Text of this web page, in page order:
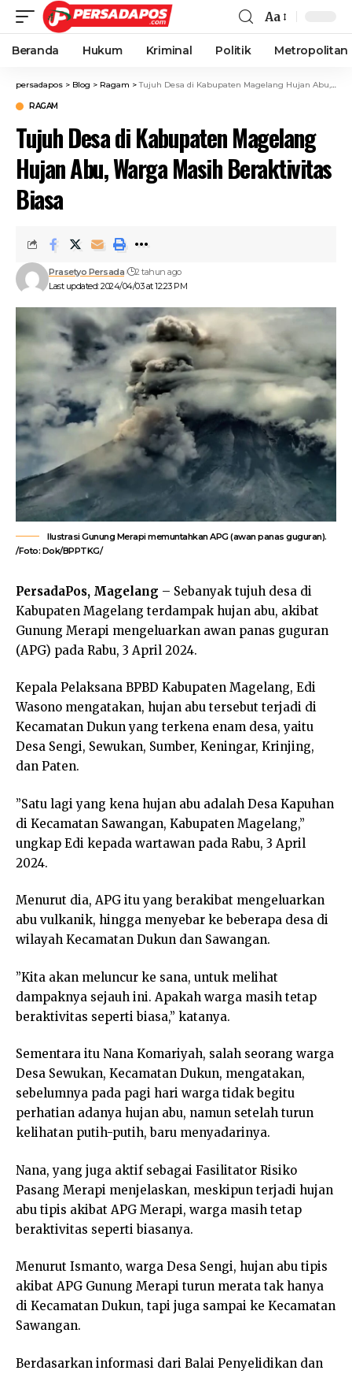
Aa
Beranda Hukum Kriminal Politik Metropolitan
persadapos > Blog > Ragam >Tujuh Desa di Kabupaten Magelang Hujan Abu, Warga Masih Beraktivitas Biasa
RAGAM
Tujuh Desa di Kabupaten Magelang
Hujan Abu, Warga Masih Beraktivitas
Biasa
Last updated: 2024/04/03 at 12:23 PM
Prasetyo Persada 2 tahun ago
Ilustrasi Gunung Merapi memuntahkan APG (awan panas guguran).
/Foto: Dok/BPPTKG/
PersadaPos, Magelang – Sebanyak tujuh desa di
Kabupaten Magelang terdampak hujan abu, akibat
Gunung Merapi mengeluarkan awan panas guguran
(APG) pada Rabu, 3 April 2024.
Kepala Pelaksana BPBD Kabupaten Magelang, Edi
Wasono mengatakan, hujan abu tersebut terjadi di
Kecamatan Dukun yang terkena enam desa, yaitu
Desa Sengi, Sewukan, Sumber, Keningar, Krinjing,
dan Paten.
”Satu lagi yang kena hujan abu adalah Desa Kapuhan
di Kecamatan Sawangan, Kabupaten Magelang,”
ungkap Edi kepada wartawan pada Rabu, 3 April
2024.
Menurut dia, APG itu yang berakibat mengeluarkan
abu vulkanik, hingga menyebar ke beberapa desa di
wilayah Kecamatan Dukun dan Sawangan.
”Kita akan meluncur ke sana, untuk melihat
dampaknya sejauh ini. Apakah warga masih tetap
beraktivitas seperti biasa,” katanya.
Sementara itu Nana Komariyah, salah seorang warga
Desa Sewukan, Kecamatan Dukun, mengatakan,
sebelumnya pada pagi hari warga tidak begitu
perhatian adanya hujan abu, namun setelah turun
kelihatan putih-putih, baru menyadarinya.
Nana, yang juga aktif sebagai Fasilitator Risiko
Pasang Merapi menjelaskan, meskipun terjadi hujan
abu tipis akibat APG Merapi, warga masih tetap
beraktivitas seperti biasanya.
Menurut Ismanto, warga Desa Sengi, hujan abu tipis
akibat APG Gunung Merapi turun merata tak hanya
di Kecamatan Dukun, tapi juga sampai ke Kecamatan
Sawangan.
Berdasarkan informasi dari Balai Penyelidikan dan